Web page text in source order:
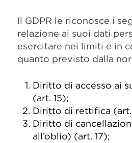
Il GDPR le riconosce i
relazione ai suoi dati
esercitare nei limiti e in
quanto previsto dalla
Diritto di accesso ai
(art. 15);
Diritto di rettifica (art.
Diritto di
all’oblio) (art. 17);